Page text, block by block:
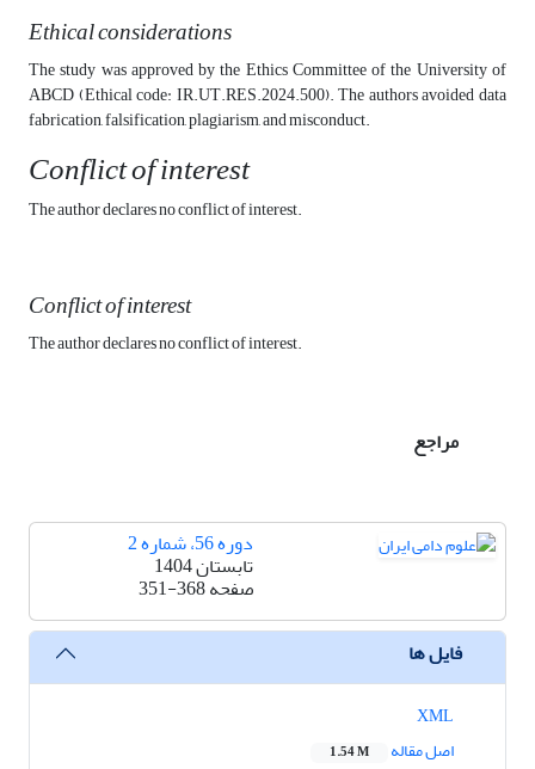
Ethical considerations
The study was approved by the Ethics Committee of the University of
ABCD (Ethical code: IR.UT.RES.2024.500). The authors avoided data
fabrication, falsification, plagiarism, and misconduct.
Conflict of interest
The author declares no conflict of interest.
Conflict of interest
The author declares no conflict of interest.
مراجع
دوره 56، شماره 2
تابستان 1404
صفحه351-368
فایل ها
اصل مقاله
1.54 M